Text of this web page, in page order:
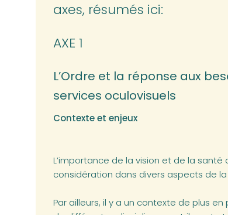
axes, résumés ici:
AXE 1
L’Ordre et la réponse aux
services oculovisuels
Contexte et enjeux
L’importance de la vision et de la
considération dans divers aspects de la
Par ailleurs, il y a un contexte de plus